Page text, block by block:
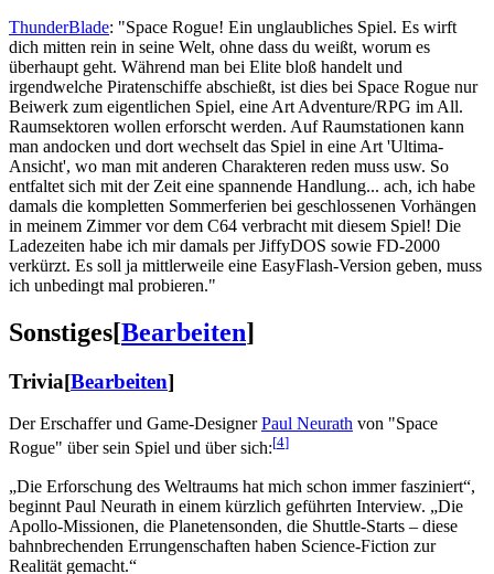
ThunderBlade: "Space Rogue! Ein unglaubliches Spiel. Es wirft
dich mitten rein in seine Welt, ohne dass du weißt, worum es
überhaupt geht. Während man bei Elite bloß handelt und
irgendwelche Piratenschiffe abschießt, ist dies bei Space Rogue nur
Beiwerk zum eigentlichen Spiel, eine Art Adventure/RPG im All.
Raumsektoren wollen erforscht werden. Auf Raumstationen kann
man andocken und dort wechselt das Spiel in eine Art 'Ultima-
Ansicht', wo man mit anderen Charakteren reden muss usw. So
entfaltet sich mit der Zeit eine spannende Handlung... ach, ich habe
damals die kompletten Sommerferien bei geschlossenen Vorhängen
in meinem Zimmer vor dem C64 verbracht mit diesem Spiel! Die
Ladezeiten habe ich mir damals per JiffyDOS sowie FD-2000
verkürzt. Es soll ja mittlerweile eine EasyFlash-Version geben, muss
ich unbedingt mal probieren."
Sonstiges[Bearbeiten]
Trivia[Bearbeiten]
Der Erschaffer und Game-DesignerPaul Neurath von "Space
Rogue" über sein Spiel und über sich:[4]
„Die Erforschung des Weltraums hat mich schon immer fasziniert“,
beginnt Paul Neurath in einem kürzlich geführten Interview. „Die
Apollo-Missionen, die Planetensonden, die Shuttle-Starts – diese
bahnbrechenden Errungenschaften haben Science-Fiction zur
Realität gemacht.“